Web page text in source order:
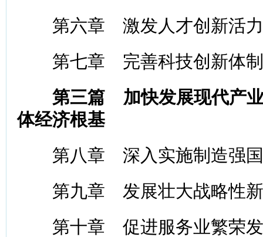
第六章 激发人才创新活力
第七章 完善科技创新体制
第三篇 加快发展现代产
体经济根基
第八章 深入实施制造强国
第九章 发展壮大战略性新
第十章 促进服务业繁荣